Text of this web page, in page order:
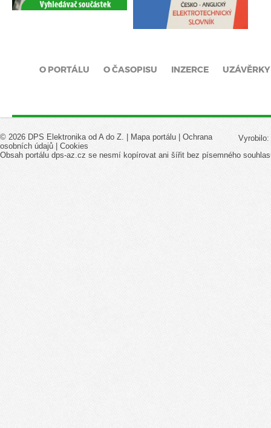
O PORTÁLU O ČASOPISU INZERCE UZÁVĚRKY
Vyrobilo:
© 2026 DPS Elektronika od A do Z. | Mapa portálu | Ochrana
osobních údajů | Cookies
Obsah portálu dps-az.cz se nesmí kopírovat ani šířit bez písemného